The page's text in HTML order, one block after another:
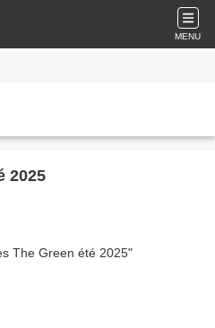
MENU
2025